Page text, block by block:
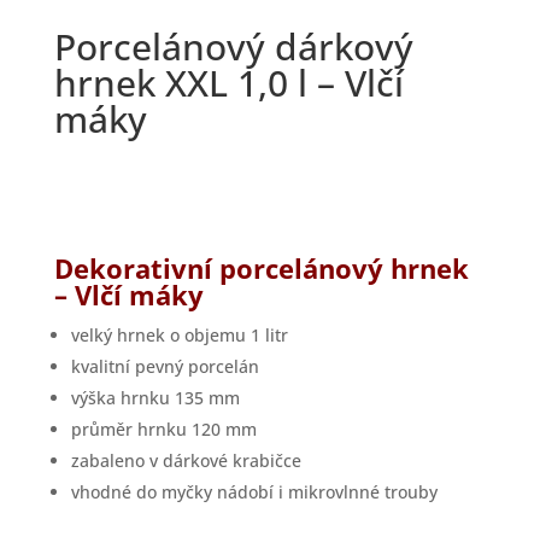
Porcelánový dárkový
hrnek XXL 1,0 l – Vlčí
máky
Dekorativní porcelánový hrnek
– Vlčí máky
velký hrnek o objemu 1 litr
kvalitní pevný porcelán
výška hrnku 135 mm
průměr hrnku 120 mm
zabaleno v dárkové krabičce
vhodné do myčky nádobí i mikrovlnné trouby